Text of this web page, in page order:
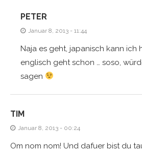
PETER
Januar 8, 2013 - 11:44
Naja es geht, japanisch kann ich
englisch geht schon … soso,
sagen
TIM
Januar 8, 2013 - 00:24
Om nom nom! Und dafuer bist du